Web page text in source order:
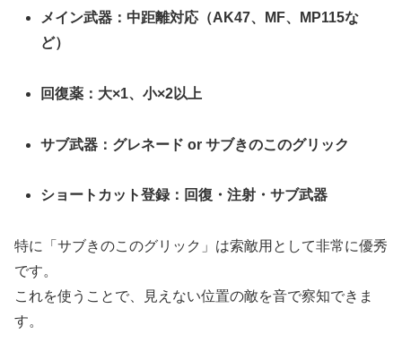
メイン武器：中距離対応（AK47、MF、MP115な
ど）
回復薬：大×1、小×2以上
サブ武器：グレネード or サブきのこのグリック
ショートカット登録：回復・注射・サブ武器
特に「サブきのこのグリック」は索敵用として非常に優秀
です。
これを使うことで、見えない位置の敵を音で察知できま
す。